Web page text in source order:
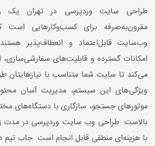
طراحی سایت وردپرسی در تهران یک
مقرون‌به‌صرفه برای کسب‌وکارهایی
امکانات گسترده و قابلیت‌های سفارشی‌سازی،
می‌کند تا سایت شما متناسب با نیازهایتان
ویژگی‌های این سیستم، مدیریت آسان
موتورهای جستجو، سازگاری با دستگاه‌های
با هزینه‌ای منطقی قابل انجام است. جاب